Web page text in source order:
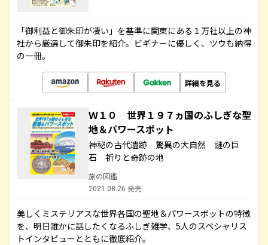
「御利益と御朱印が凄い」を基準に関東にある１万社以上の神
社から厳選して御朱印を紹介。ビギナーに優しく、ツウも納得
の一冊。
詳細を見る
Ｗ１０ 世界１９７ヵ国のふしぎな聖
地＆パワースポット
神秘の古代遺跡 驚異の大自然 謎の巨
石 祈りと奇跡の地
旅の図鑑
2021.08.26 発売
美しくミステリアスな世界各国の聖地＆パワースポットの特徴
を、明日誰かに話したくなるふしぎ雑学、5人のスペシャリス
トインタビューとともに徹底紹介。